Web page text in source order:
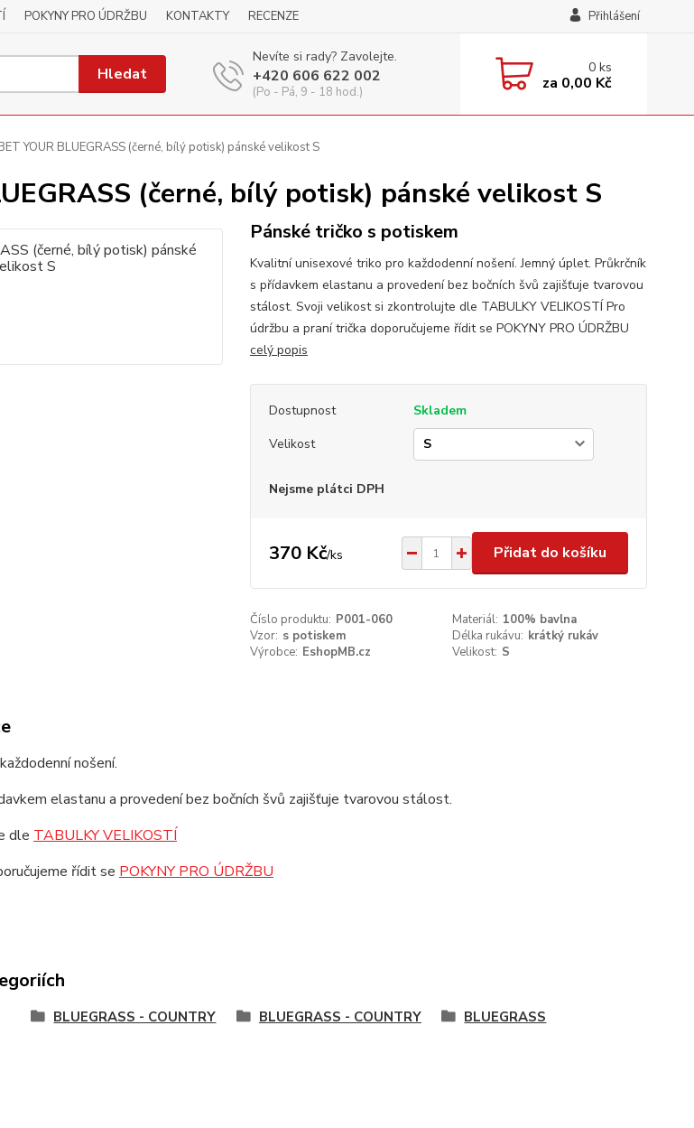
POKYNY PRO ÚDRŽBU KONTAKTY RECENZE Přihlášení
Hledat
Nevíte si rady? Zavolejte.
+420 606 622 002
(Po - Pá, 9 - 18 hod.)
0ks
za 0,00 Kč
YOUR BLUEGRASS (černé, bílý potisk) pánské velikost S
(černé, bílý potisk) pánské velikost S
Pánské tričko s potiskem
Kvalitní unisexové triko pro každodenní nošení. Jemný úplet. Průkrčník
s přídavkem elastanu a provedení bez bočních švů zajišťuje tvarovou
stálost. Svoji velikost si zkontrolujte dle TABULKY VELIKOSTÍ Pro
údržbu a praní trička doporučujeme řídit se POKYNY PRO ÚDRŽBU
celý popis
Dostupnost
Skladem
Velikost
Nejsme plátci DPH
370 Kč/ks Přidat do košíku
Číslo produktu: P001-060 Materiál: 100% bavlna
Vzor: s potiskem Délka rukávu: krátký rukáv
Výrobce: EshopMB.cz Velikost: S
nošení.
elastanu a provedení bez bočních švů zajišťuje tvarovou stálost.
dle TABULKY VELIKOSTÍ
řídit se POKYNY PRO ÚDRŽBU
BLUEGRASS - COUNTRY BLUEGRASS - COUNTRY
BLUEGRASS